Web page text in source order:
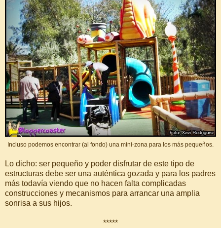
Incluso podemos encontrar (al fondo) una mini-zona para los más pequeños.
Lo dicho: ser pequeño y poder disfrutar de este tipo de
estructuras debe ser una auténtica gozada y para los padres
más todavía viendo que no hacen falta complicadas
construcciones y mecanismos para arrancar una amplia
sonrisa a sus hijos.
*****